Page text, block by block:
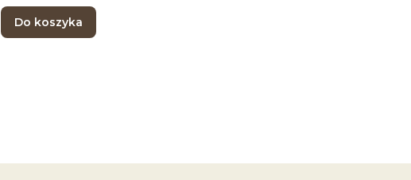
Do koszyka